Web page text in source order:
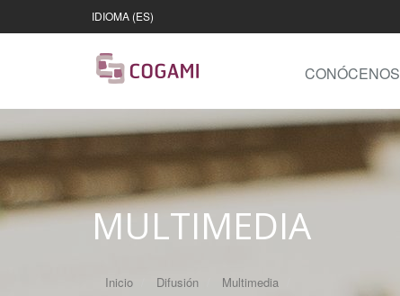
IDIOMA (ES)
CONÓCENOS
MULTIMEDIA
Inicio Difusión Multimedia